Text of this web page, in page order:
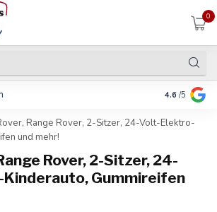
0
In 3 Raten
4.6 /5
Range Rover, 2-Sitzer, 24-Volt-Elektro-
und mehr!
Rover, 2-Sitzer, 24-
Gummireifen